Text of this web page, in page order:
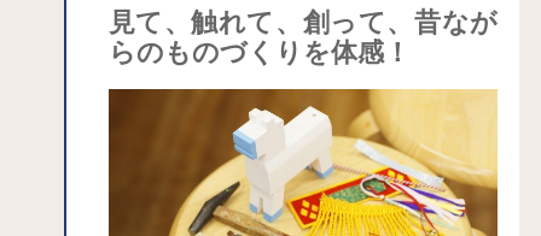
の姿に会うため、毎年たくさんの方が
訪れます。花をつけた頃はもちろんで
すが、真っ白な雪に覆われた大地に立
つ雪化粧した姿も一見の価値あり!！で
す。そして一本桜が散り始めると、次
はこの小岩井農場付近では沢山の菜の
花も咲き始めます。なお、一般観覧者
見て、触れて、創って、昔なが
らのものづくりを体感！